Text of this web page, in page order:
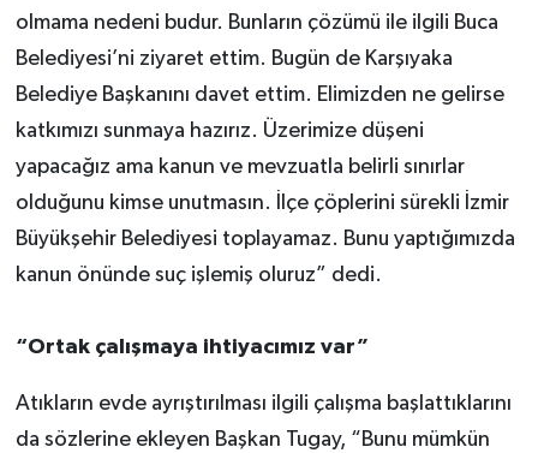
olmama nedeni budur. Bunların çözümü ile ilgili Buca
Belediyesi’ni ziyaret ettim. Bugün de Karşıyaka
Belediye Başkanını davet ettim. Elimizden ne gelirse
katkımızı sunmaya hazırız. Üzerimize düşeni
yapacağız ama kanun ve mevzuatla belirli sınırlar
olduğunu kimse unutmasın. İlçe çöplerini sürekli İzmir
Büyükşehir Belediyesi toplayamaz. Bunu yaptığımızda
kanun önünde suç işlemiş oluruz” dedi.
“Ortak çalışmaya ihtiyacımız var”
Atıkların evde ayrıştırılması ilgili çalışma başlattıklarını
da sözlerine ekleyen Başkan Tugay, “Bunu mümkün